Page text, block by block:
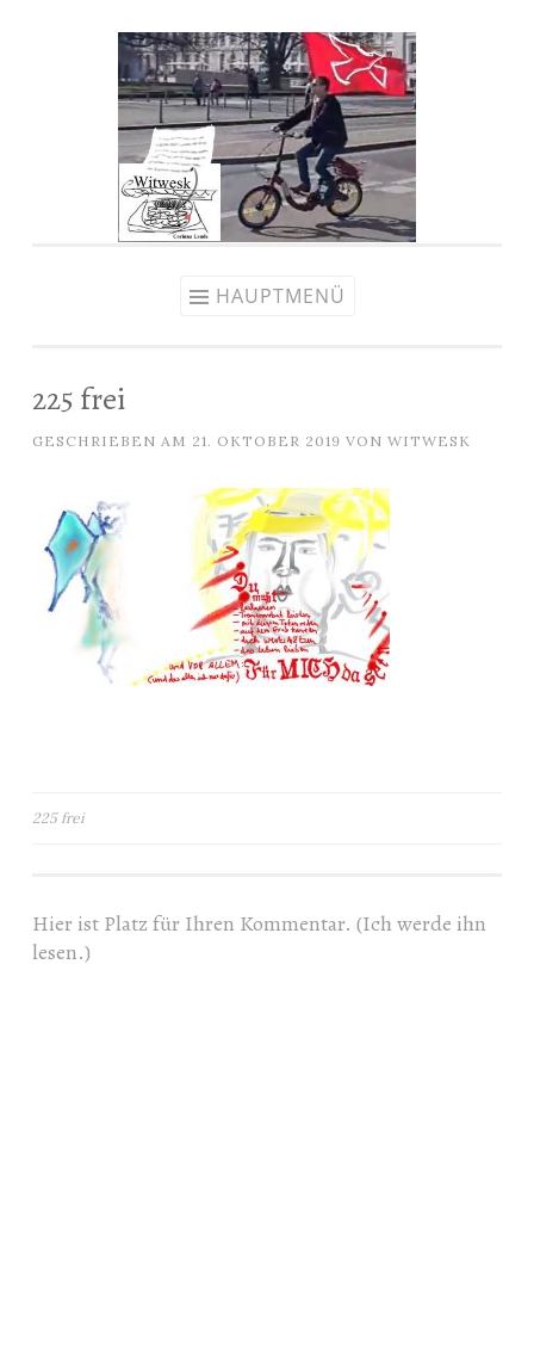
HAUPTMENÜ
225 frei
GESCHRIEBEN AM 21. OKTOBER 2019 VON WITWESK
Beitragsnavigation
225 frei
Hier ist Platz für Ihren Kommentar. (Ich werde ihn
lesen.)